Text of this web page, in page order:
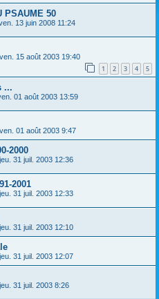
PSAUME 50
13 juin 2008 11:24
ven. 15 août 2003 19:40
1 2 3 4 5
...
01 août 2003 13:59
ven. 01 août 2003 9:47
2000
jeu. 31 juil. 2003 12:36
2001
jeu. 31 juil. 2003 12:33
jeu. 31 juil. 2003 12:10
jeu. 31 juil. 2003 12:07
jeu. 31 juil. 2003 8:26